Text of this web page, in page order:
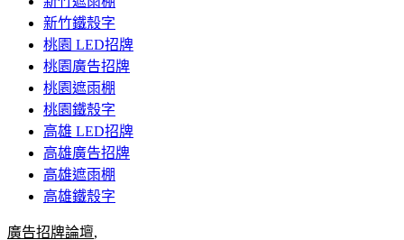
新竹鐵殼字
桃園 LED招牌
桃園廣告招牌
桃園遮雨棚
桃園鐵殼字
高雄 LED招牌
高雄廣告招牌
高雄遮雨棚
高雄鐵殼字
廣告招牌論壇,